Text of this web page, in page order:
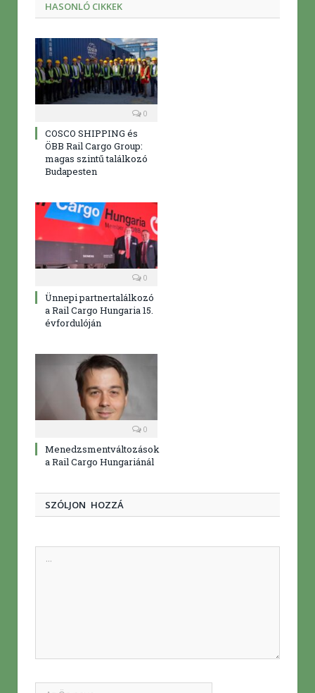
HASONLÓ CIKKEK
0
COSCO SHIPPING és
ÖBB Rail Cargo Group:
magas szintű találkozó
Budapesten
0
Ünnepi partnertalálkozó
a Rail Cargo Hungaria 15.
évfordulóján
0
Menedzsmentváltozások
a Rail Cargo Hungariánál
SZÓLJON HOZZÁ